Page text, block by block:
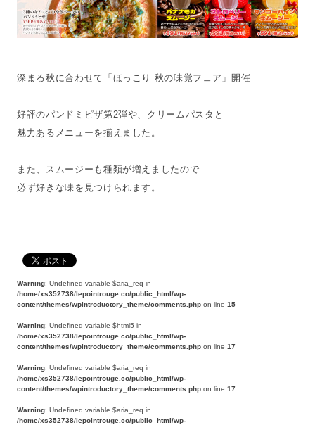
深まる秋に合わせて「ほっこり 秋の味覚フェア」開催
好評のパンドミピザ第2弾や、クリームパスタと
魅力あるメニューを揃えました。
また、スムージーも種類が増えましたので
必ず好きな味を見つけられます。
Warning: Undefined variable $aria_req in
/home/xs352738/lepointrouge.co/public_html/wp-
content/themes/wpintroductory_theme/comments.php on line 15
Warning: Undefined variable $html5 in
/home/xs352738/lepointrouge.co/public_html/wp-
content/themes/wpintroductory_theme/comments.php on line 17
Warning: Undefined variable $aria_req in
/home/xs352738/lepointrouge.co/public_html/wp-
content/themes/wpintroductory_theme/comments.php on line 17
Warning: Undefined variable $aria_req in
/home/xs352738/lepointrouge.co/public_html/wp-